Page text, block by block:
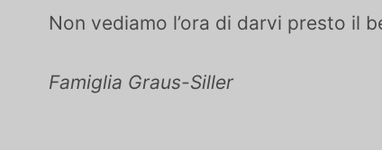
Non vediamo l’ora di darvi presto il
Famiglia Graus-Siller